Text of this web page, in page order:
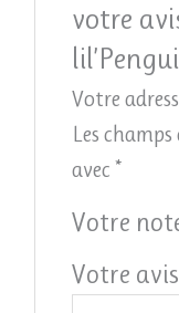
votre
Votre
Les
avec*
Votre
Votre